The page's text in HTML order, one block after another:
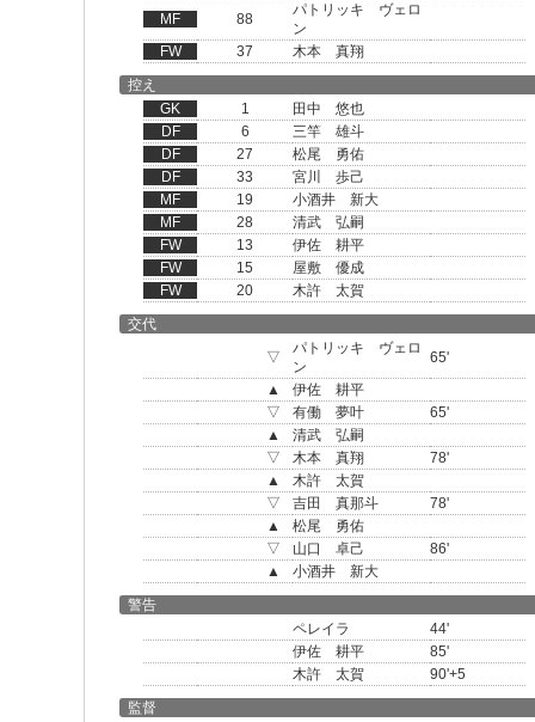
MF
88
パトリッキ ヴェロ
ン
FW
37
木本 真翔
控え
GK
1
田中 悠也
DF
6
三竿 雄斗
DF
27
松尾 勇佑
DF
33
宮川 歩己
MF
19
小酒井 新大
MF
28
清武 弘嗣
FW
13
伊佐 耕平
FW
15
屋敷 優成
FW
20
木許 太賀
交代
▽
パトリッキ ヴェロ
ン
65'
▲
伊佐 耕平
▽
有働 夢叶
65'
▲
清武 弘嗣
▽
木本 真翔
78'
▲
木許 太賀
▽
吉田 真那斗
78'
▲
松尾 勇佑
▽
山口 卓己
86'
▲
小酒井 新大
警告
ペレイラ
44'
伊佐 耕平
85'
木許 太賀
90'+5
監督